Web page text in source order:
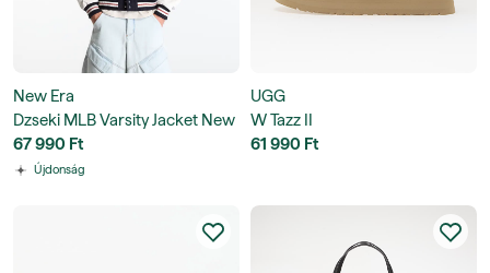
New Era
Dzseki MLB Varsity Jacket New
York Yankees UNISEX
67 990 Ft
Újdonság
UGG
W Tazz II
61 990 Ft